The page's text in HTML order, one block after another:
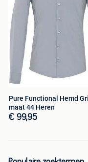
Pure Functional Hemd
maat 44 Heren
€ 99,95